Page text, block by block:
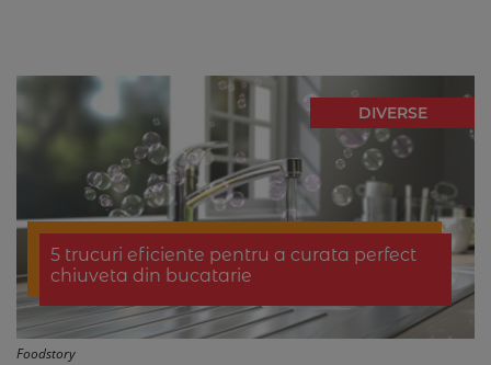
DIVERSE
5 trucuri eficiente pentru a curata perfect
chiuveta din bucatarie
Foodstory